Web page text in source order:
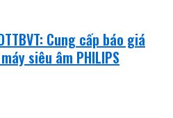
Cung cấp báo giá
siêu âm PHILIPS